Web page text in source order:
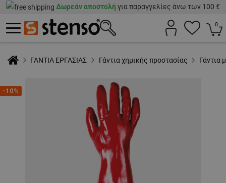
Δωρεάν αποστολή για παραγγελίες άνω των 100 €
0
ΓΑΝΤΙΑ ΕΡΓΑΣΙΑΣ Γάντια χημικής προστασίας Γάντια
-10%